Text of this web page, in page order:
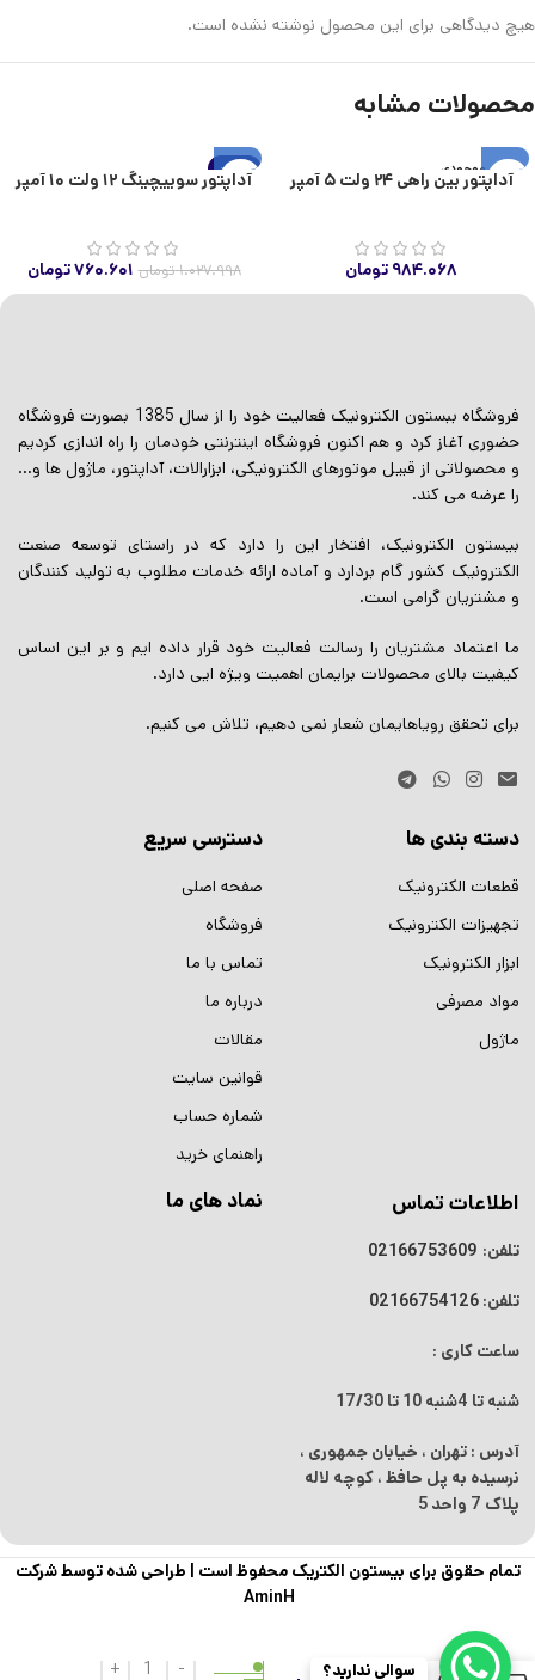
هیچ دیدگاهی برای این محصول نوشته نشده است.
محصولات مشابه
اتمام موجودی
آداپتور بین راهی ۲۴ ولت ۵ آمپر
۹۸۴.۰۶۸ تومان
-26%
اتمام موجودی
آداپتور سوییچینگ ۱۲ ولت ۱۰ آمپر
۱.۰۲۷.۹۹۸تومان ۷۶۰.۶۰۱تومان
فروشگاه ببستون الکترونیک فعالیت خود را از سال 1385 بصورت فروشگاه
حضوری آغاز کرد و هم اکنون فروشگاه اینترنتی خودمان را راه اندازی کردیم
و محصولاتی از قبیل موتورهای الکترونیکی، ابزارالات، آداپتور، ماژول ها و…
را عرضه می کند.
بیستون الکترونیک، افتخار این را دارد که در راستای توسعه صنعت
الکترونیک کشور گام بردارد و آماده ارائه خدمات مطلوب به تولید کنندگان
و مشتریان گرامی است.
ما اعتماد مشتریان را رسالت فعالیت خود قرار داده ایم و بر این اساس
کیفیت بالای محصولات برایمان اهمیت ویژه ایی دارد.
برای تحقق رویاهایمان شعار نمی دهیم، تلاش می کنیم.
دسته بندی ها
قطعات الکترونیک
تجهیزات الکترونیک
ابزار الکترونیک
مواد مصرفی
ماژول
دسترسی سریع
صفحه اصلی
فروشگاه
تماس با ما
درباره ما
مقالات
قوانین سایت
شماره حساب
راهنمای خرید
اطلاعات تماس
تلفن: 02166753609
تلفن: 02166754126
ساعت کاری :
شنبه تا 4شنبه 10 تا 17/30
آدرس : تهران ، خیابان جمهوری ،
نرسیده به پل حافظ ، کوچه لاله
پلاک 7 واحد 5
نماد های ما
تمام حقوق برای بیستون الکتریک محفوظ است | طراحی شده توسط شرکت
AminH
جا باتری
4 تاییسوالی ندارید؟ 0